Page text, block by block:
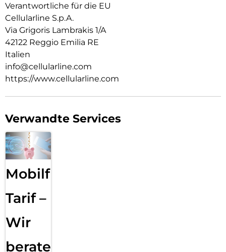
Verantwortliche für die EU
Cellularline S.p.A.
Via Grigoris Lambrakis 1/A
42122 Reggio Emilia RE
Italien
info@cellularline.com
https://www.cellularline.com
Verwandte Services
Mobilfunk
Tarif –
Wir
beraten